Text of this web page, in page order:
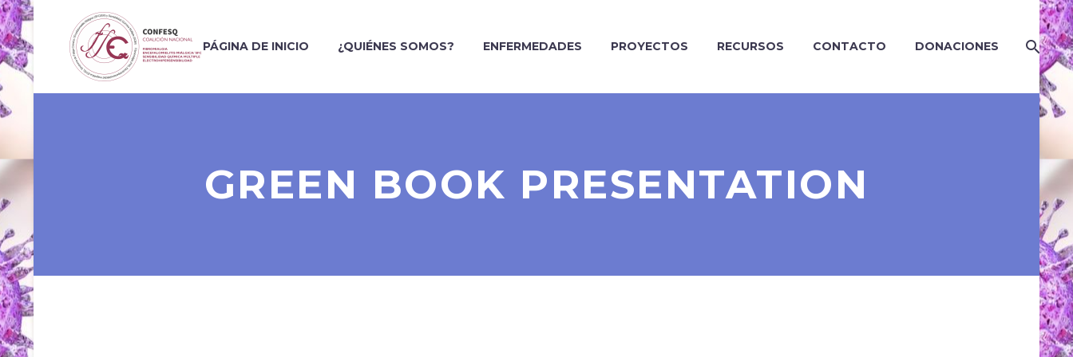
PÁGINA DE INICIO ¿QUIÉNES SOMOS? ENFERMEDADES PROYECTOS RECURSOS CONTACTO DONACIONES
GREEN BOOK PRESENTATION